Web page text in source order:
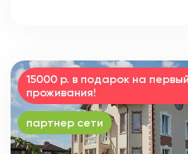
15000 р. в подарок на
проживания!
партнер сети